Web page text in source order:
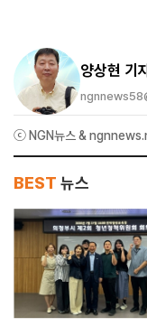
양상현 기
ⓒ NGN뉴스 &
BEST 뉴스